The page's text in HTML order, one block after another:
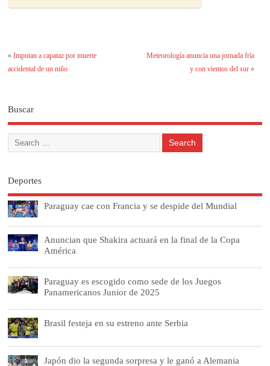
«Imputan a capataz por muerte
accidental de un niño
Meteorología anuncia una jornada fría
y con vientos del sur»
Buscar
Deportes
Paraguay cae con Francia y se despide del Mundial
Anuncian que Shakira actuará en la final de la Copa
América
Paraguay es escogido como sede de los Juegos
Panamericanos Junior de 2025
Brasil festeja en su estreno ante Serbia
Japón dio la segunda sorpresa y le ganó a Alemania